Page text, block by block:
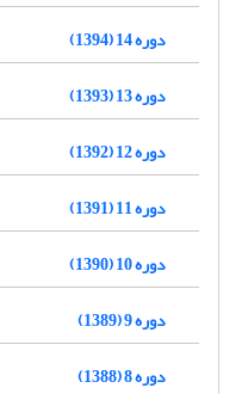
دوره 14 (1394)
دوره 13 (1393)
دوره 12 (1392)
دوره 11 (1391)
دوره 10 (1390)
دوره 9 (1389)
دوره 8 (1388)